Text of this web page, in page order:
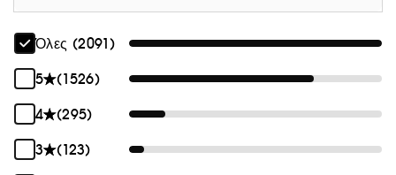
Όλες (2091)
5
(1526)
4
(295)
3
(123)